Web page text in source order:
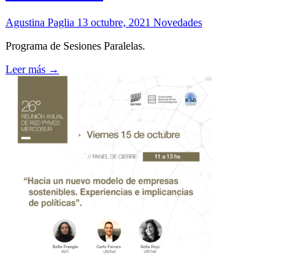
Agustina Paglia 13 octubre, 2021 Novedades
Programa de Sesiones Paralelas.
Leer más →